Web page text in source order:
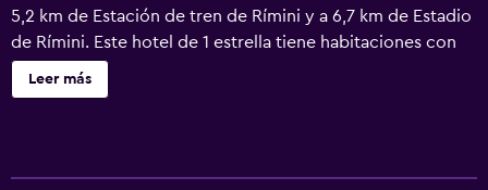
5,2 km de Estación de tren de Rímini y a 6,7 km de Estadio
de Rímini. Este hotel de 1 estrella tiene habitaciones con
aire acondicionado, baño privado y wifi gratis. Este
alojamiento libre de humo se encuentra a 2 min a pie de
Leer más